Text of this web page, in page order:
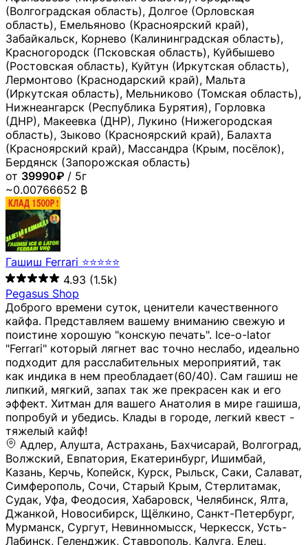
(Волгоградская область), Долгое (Орловская
область), Емельяново (Красноярский край),
Забайкальск, Корнево (Калининградская область),
Красногородск (Псковская область), Куйбышево
(Ростовская область), Куйтун (Иркутская область),
Лермонтово (Краснодарский край), Мальта
(Иркутская область), Мельниково (Томская область),
Нижнеангарск (Республика Бурятия), Горловка
(ДНР), Макеевка (ДНР), Лукино (Нижегородская
область), Зыково (Красноярский край), Балахта
(Красноярский край), Массандра (Крым, посёлок),
Бердянск (Запорожская область)
от 39990₽ / 5г
~0.00766652 ₿
Гашиш Ferrari ⭐⭐⭐⭐⭐
4.93 (1.5k)
Pegasus Shop
Доброго времени суток, ценители качественного
кайфа. Представляем вашему вниманию свежую и
поистине хорошую "конскую печать". Ice-o-lator
"Ferrari" который лягнет вас точно неслабо, идеально
подходит для расслабительных мероприятий, так
как индика в нем преобладает(60/40). Сам гашиш не
липкий, мягкий, запах так же прекрасен как и его
эффект. Хитман для вашего Анатолия в мире гашиша,
попробуй и убедись. Клады в городе, легкий квест -
тяжелый кайф!
Адлер, Алушта, Астрахань, Бахчисарай, Волгоград, Волжский, Евпатория, Екатеринбург, Ишимбай, Казань, Керчь, Копейск, Курск, Рыльск, Саки, Салават, Симферополь, Сочи, Старый Крым, Стерлитамак, Судак, Уфа, Феодосия, Хабаровск, Челябинск, Ялта, Джанкой, Новосибирск, Щёлкино, Санкт-Петербург, Мурманск, Сургут, Невинномысск, Черкесск, Усть-Лабинск, Геленджик, Ставрополь, Калуга, Елец, Лебедянь, Данков, Жуковский, Оренбург, Орск (Оренбургская область), Магнитогорск, Пермь, Зеленоград, Солнечногорск, Нижний Новгород, Лысково, Заволжье, Кстово, Балахна (Нижегородская область), Богородск, Бор (Нижегородская область), Саратов, Энгельс, Ижевск, Тюмень, Ростов-на-Дону, Шахты, Новочеркасск, Батайск, Аксай, Люберцы, Истра, Москва, Армавир, Краснодар, Магадан, Самара, Анапа, Славянск-на-Кубани, Чаплыгин, Липецк, Нижний Тагил, Орехово-Зуево, Усть-Джегута, Лянтор, Нефтеюганск, Пыть-Ях, Урень, Ветлуга, Шахунья, Новороссийск, Крымск, Тимашёвск, Тольятти, Воткинск, Звенигород, Руза, Можайск, Белгород, Воронеж, Соликамск, Нытва, Лысьва (Пермский край), Чусовой, Кунгур, Краснокамск, Миасс, Губаха, Тула, Новомосковск, Донской, Омск, Льгов, Мытищи, Королёв, Ивантеевка, Балашиха, Семилуки, Кудымкар, Старый Оскол, Оса (Пермский край), Одинцово (Московская область), Ханты-Мансийск, Лабинск, Темрюк, Курганинск, Белореченск (Краснодарский край), Алупкa, Губкин, Рязань, Калининград, Усть-Илимск, Фрязино, Минеральные Воды, Пятигорск, Кострома, Ярославль, Коркино, Верхняя Пышма, Подольск, Красноярск, Смоленск, Долгопрудный, Чебоксары, Калачинск, Канск, Киров (Кировская область), Вологда, Рославль, Владивосток, Обнинск, Балабаново (Калужская область), Малоярославец, Брянск, Видное, Ярцево, Вязьма, Гагарин, Приволжск, Фурманов, Чайковский, Кинешма, Горячий Ключ, Улан-Удэ, Туймазы, Дюртюли, Альметьевск, Нефтекамск, Хадыженск, Апшеронск, Майкоп, Уссурийск, Ульяновск, Гатчина, Луга (Ленинградская область), Надым, Ногинск, Электросталь, Железнодорожный (Московская область), Бутурлиновка, Кириллов, Краснознаменск (Калиниградская область), Мышкин, Томмот, Холм, Абакан, Абдулино, Агидель, Агрыз, Адыгейск, Азнакаево, Алатырь, Алдан, Алейск, Александров, Александровск, Алексеевка (Белгородская обл.), Алексин, Амурск, Анадырь, Ангарск, Андреаполь, Анжеро-Судженск, Анива, Апатиты, Арамиль, Ардон, Арзамас, Аркадак, Арсеньев, Артём, Артёмовский, Архангельск, Асбест, Асино, Аткарск, Ахтубинск, Аша, Бабаево (Вологодская область), Бавлы (Республика Татарстан), Байкальск, Бакал, Баксан, Балаклава, Балаково (Саратовская область), Балашов (Саратовская область), Балтийск, Барабинск, Барнаул, Барыш (Ульяновская область), Бежецк, Белая Калитва (Ростовская область), Белебей, Белогорск (Крым), Белозерск, Белокуриха, Беломорск, Белоозёрский (Московская область), Белорецк (Республика Башкортостан), Кызыл, Белоярский (Ханты-Мансийский АО), Бердск, Березники (Пермский край), Берёзовский (Кемеровская область), Берёзовский (Свердловская область), Беслан, Бийск, Бикин, Билибино, Биробиджан, Благовещенск (Амурская область), Благовещенск (Башкортостан), Бобров, Богородицк, Боготол, Богучар, Бокситогорск (Ленинградская область), Бологое (Тверская область), Болхов, Большой Камень (Приморский край), Борисоглебск (Воронежская область), Боровичи (Новгородская область), Боровск, Бородино, Братск, Бронницы (Московская область), Бугульма (Республика Татарстан), Бугуруслан (Оренбургская область), Буинск, Буй, Буйнакск, Валдай, Валуйки, Велиж, Великие Луки, Великий Новгород, Великий Устюг, Вельск, Венёв, Верещагино, Верхнеуральск, Верхний Уфалей, Верхняя Салда, Верхняя Тура, Весьегонск, Вилючинск, Вихоревка, Вичуга, Владикавказ, Волгодонск, Волгореченск, Володарск, Волосово, Волчанск, Вольск, Воркута, Ворсма, Всеволожск (Ленинградская область), Вуктыл, Выкса, Высоковск, Высоцк, Вытегра, Вышний Волочёк, Вяземский, Вязники, Вятские Поляны, Нея, Шилка, Гаврилов Посад, Гаврилов-Ям, Гай, Галич, Гдов, Голицыно, Горно-Алтайск, Горнозаводск, Горняк, Городец, Гороховец, Гремячинск, Грозный, Грязи, Грязовец, Губкинский, Гуково, Гулькевичи, Гурьевск (Калининградская область), Гурьевск (Кемеровская область), Гусев, Гусь-Хрустальный, Давлеканово, Далматово, Дальнегорск, Дегтярск, Дедовск, Демидов, Дербент, Десногорск, Дзержинск, Дзержинский (Московская область), Дивногорск, Димитровград, Дмитровск, Дно, Добрянка, Долинск, Домодедово, Донецк (ДНР), Дорогобуж, Дрезна, Дубна, Дудинка, Духовщина, Дятьково, Егорьевск, Елабуга, Елизово, Ельня (Будет изменено название), Емва, Енисейск, Ермолино, Ершов, Ессентуки, Ефремов, Железноводск, Железногорск (Красноярский край), Железногорск (Курская область), Железногорск-Илимский, Жигулёвск, Жиздра, Жирновск, Жуков, Жуковка, Заводоуковск, Заволжск, Задонск, Заинск, Заозёрный, Заозёрск, Западная Двина, Заполярный, Зарайск, Заречный (Пензенская область), Заречный (Свердловская область), Заринск, Звенигово, Зверево, Зеленогорск ( Ленинградская обл. ), Зеленоградск, Зеленодольск, Зеленокумск, Зерноград, Зима, Змеиногорск, Зубцов, Ивангород, Иваново, Ивдель, Избербаш, Изобильный, Иланский, Инза, Инкерман, Инта, Ипатово, Искитим, Йошкар-Ола, Кадников, Калач, Калач-на-Дону, Калининск, Калтан, Калязин, Камбарка, Каменка (Пензенская область), Каменногорск (Ленинградская область), Каменск-Уральский, Каменск-Шахтинский, Камень-на-Оби, Камешково, Камышин, Канаш, Кандалакша, Карабаново, Карабаш, Карачаевск, Каргат, Каргополь, Карпинск, Карталы, Касимов, Касли, Каспийск, Катав-Ивановск, Катайск, Качканар, Кашин, Кашира, Кемерово, Кемь, Кизел, Кизилюрт, Кизляр, Кимовск, Кимры, Кингисепп, Кинель, Киреевск, Киренск, Киржач, Кириши, Кирово-Чепецк, Кировск (Ленинградская область), Кировск (Мурманская область), Кирсанов, Киселёвск, Кисловодск, Климовск, Клинцы, Княгинино, Ковдор, Ковров, Когалым, Козельск, Козьмодемьянск, Кола, Кологрив, Колпашево, Колпино, Кольчугино, Комсомольск, Комсомольск-на-Амуре, Конаково, Кондопога, Кондрово, Константиновск, Кораблино, Кореновск, Корсаков, Коряжма, Костерёво, Костомукша, Котельники, Котельниково, Котельнич, Котлас, Котовск, Кохма, Красноармейск (Московская область), Краснозаводск, Краснознаменск (Московская область), Краснокаменск, Краснослободск (Волгоградская область), Краснотурьинск, Красноуральск, Красный Сулин, Кремёнки, Кропоткин, Кубинка, Кувшиново (Тверская область), Кудрово, Кулебаки, Кумертау, Курлово, Куровское, Куртамыш, Курчатов, Куса, Кушва, Кыштым, Лабытнанги, Лагань, Лаишево (Республика Татарстан), Лакинск, Лангепас, Лахденпохья, Ленинск-Кузнецкий, Ленск (Республика Саха), Лермонтов (Ставропольский край), Лесозаводск (Приморский край), Лесосибирск, Ливны (Орловская область), Ликино-Дулёво, Липки (Тульская область), Лиски (Воронежская область), Лихославль, Лодейное Поле, Ломоносов (Санкт-Петербург), Лосино-Петровский, Лукоянов, Луховицы, Лыткарино, Любань (Ленинградская область), Любим, Людиново, Магас, Майский, Макаров, Малая Вишера, Малгобек, Мамадыш, Мамоново, Мантурово, Маркс, Махачкала, Мглин, Мегион, Медвежьегорск, Медногорск, Медынь, Меленки, Мелеуз, Менделеевск, Мещовск, Микунь, Миллерово, Минусинск, Миньяр, Мирный (Архангельская область), Мирный (Якутия), Михайловка (Город), Михайловск (Свердловская область), Михайловск (Ставропольский край), Могоча, Можга, Моздок, Мончегорск, Морозовск, Моршанск, Мосальск, Муравленко, Мурино, Муром, Мценск, Мыски, Набережные Челны, Навашино (Нижегородская область), Назарово (Красноярский край), Назрань, Нальчик, Наро-Фоминск, Нарткала, Нарьян-Мар, Находка, Невель (Псковская область), Невельск, Невьянск, Нелидово (Тверская область), Неман, Нерехта (Костромская область), Нерюнгри, Нестеров, Нефтегорск (Самарская область), Нефтекумск, Нижневартовск, Нижнекамск (Республика Татарстан), Нижнеудинск, Нижние Серги, Нижний Ломов, Нижняя Тура, Николаевск-на-Амуре, Никольск (Вологодская область), Никольск (Пензенская область), Новая Ладога, Новая Ляля, Новоалександровск, Новоалтайск, Нововоронеж, Новодвинск, Новозыбков, Новокубанск, Новокуйбышевск, Новомичуринск, Новопавловск, Новоржев, Новосокольники, Новотроицк, Новоульяновск, Новоуральск, Новохопёрск, Новочебоксарск, Новошахтинск, Новый Оскол, Новый Уренгой, Норильск, Нурлат, Нягань, Нязепетровск, Няндома, Облучье, Обоянь, Озёрск (Калининградская область), Озёрск (Челябинская область), Озёры, Октябрьск (Самарская область), Октябрьский (Башкортостан), Окуловка (Новгородская область), Оленегорск, Олонец, Онега, Опочка, Осинники, Осташков, Остров, Острогожск, Отрадный, Оха, Павлово, Павловск (Воронежская область), Павловск (Санкт-Петербург), Павловский Посад, Партизанск, Певек, Пенза, Первоуральск, Перевоз, Пересвет, Переславль-Залесский, Пестово (Новгородская область), Петрозаводск, Петропавловск-Камчатский, Печоры, Пикалёво, Пионерский, Питкяранта, Плавск, Плёс, Подпорожье, Покачи, Покров, Покровск, Полесск, Полысаево, Полярные Зори, Полярный, Поронайск, Порхов, Похвистнево, Почеп, Починок, Пошехонье, Правдинск, Приморск (Калининградская область), Приморско-Ахтарск, Приозерск, Прокопьевск, Протвино, Прохладный, Пугачёв, Пудож, Пустошка, Пушкино, Пущино, Пыталово, Радужный (Владимирская область), Радужный (Ханты-Мансийский АО), Райчихинск, Раменское, Рассказово, Ревда, Реж, Реутов, Родники, Россошь, Ростов (Ярославская обл.), Рошаль, Ртищево, Рубцовск, Рузаевка, Рыбинск, Рыбное, Ряжск, Салехард, Сальск, Саранск, Сарапул, Саров, Сасово, Сатка, Сафоново, Саяногорск, Саянск, Светлогорск, Светлоград, Светлый, Светогорск (Ленинградская область), Свободный, Себеж, Северобайкальск, Северодвинск, Североуральск, Сегежа, Семикаракорск, Сенгилей, Серафимович, Сергач, Сергиев Посад, Сердобск, Сертолово (Ленинградская область), Сестрорецк (Ленинградская область), Сибай, Скопин, Славгород, Сланцы, Слободской, Слюдянка, Собинка, Советск (Кировская область), Советск (Калининградская область), Советск (Тульская область), Советская Гавань, Советский (Ханты-Мансийский АО), Сокол (Вологодская область), Солигалич, Соль-Илецк, Сольцы, Сортавала, Сосенский, Сосновоборск, Сосновый Бор (Ленинградская область), Сосногорск, Спас-Клепики, Спасск-Рязанский, С